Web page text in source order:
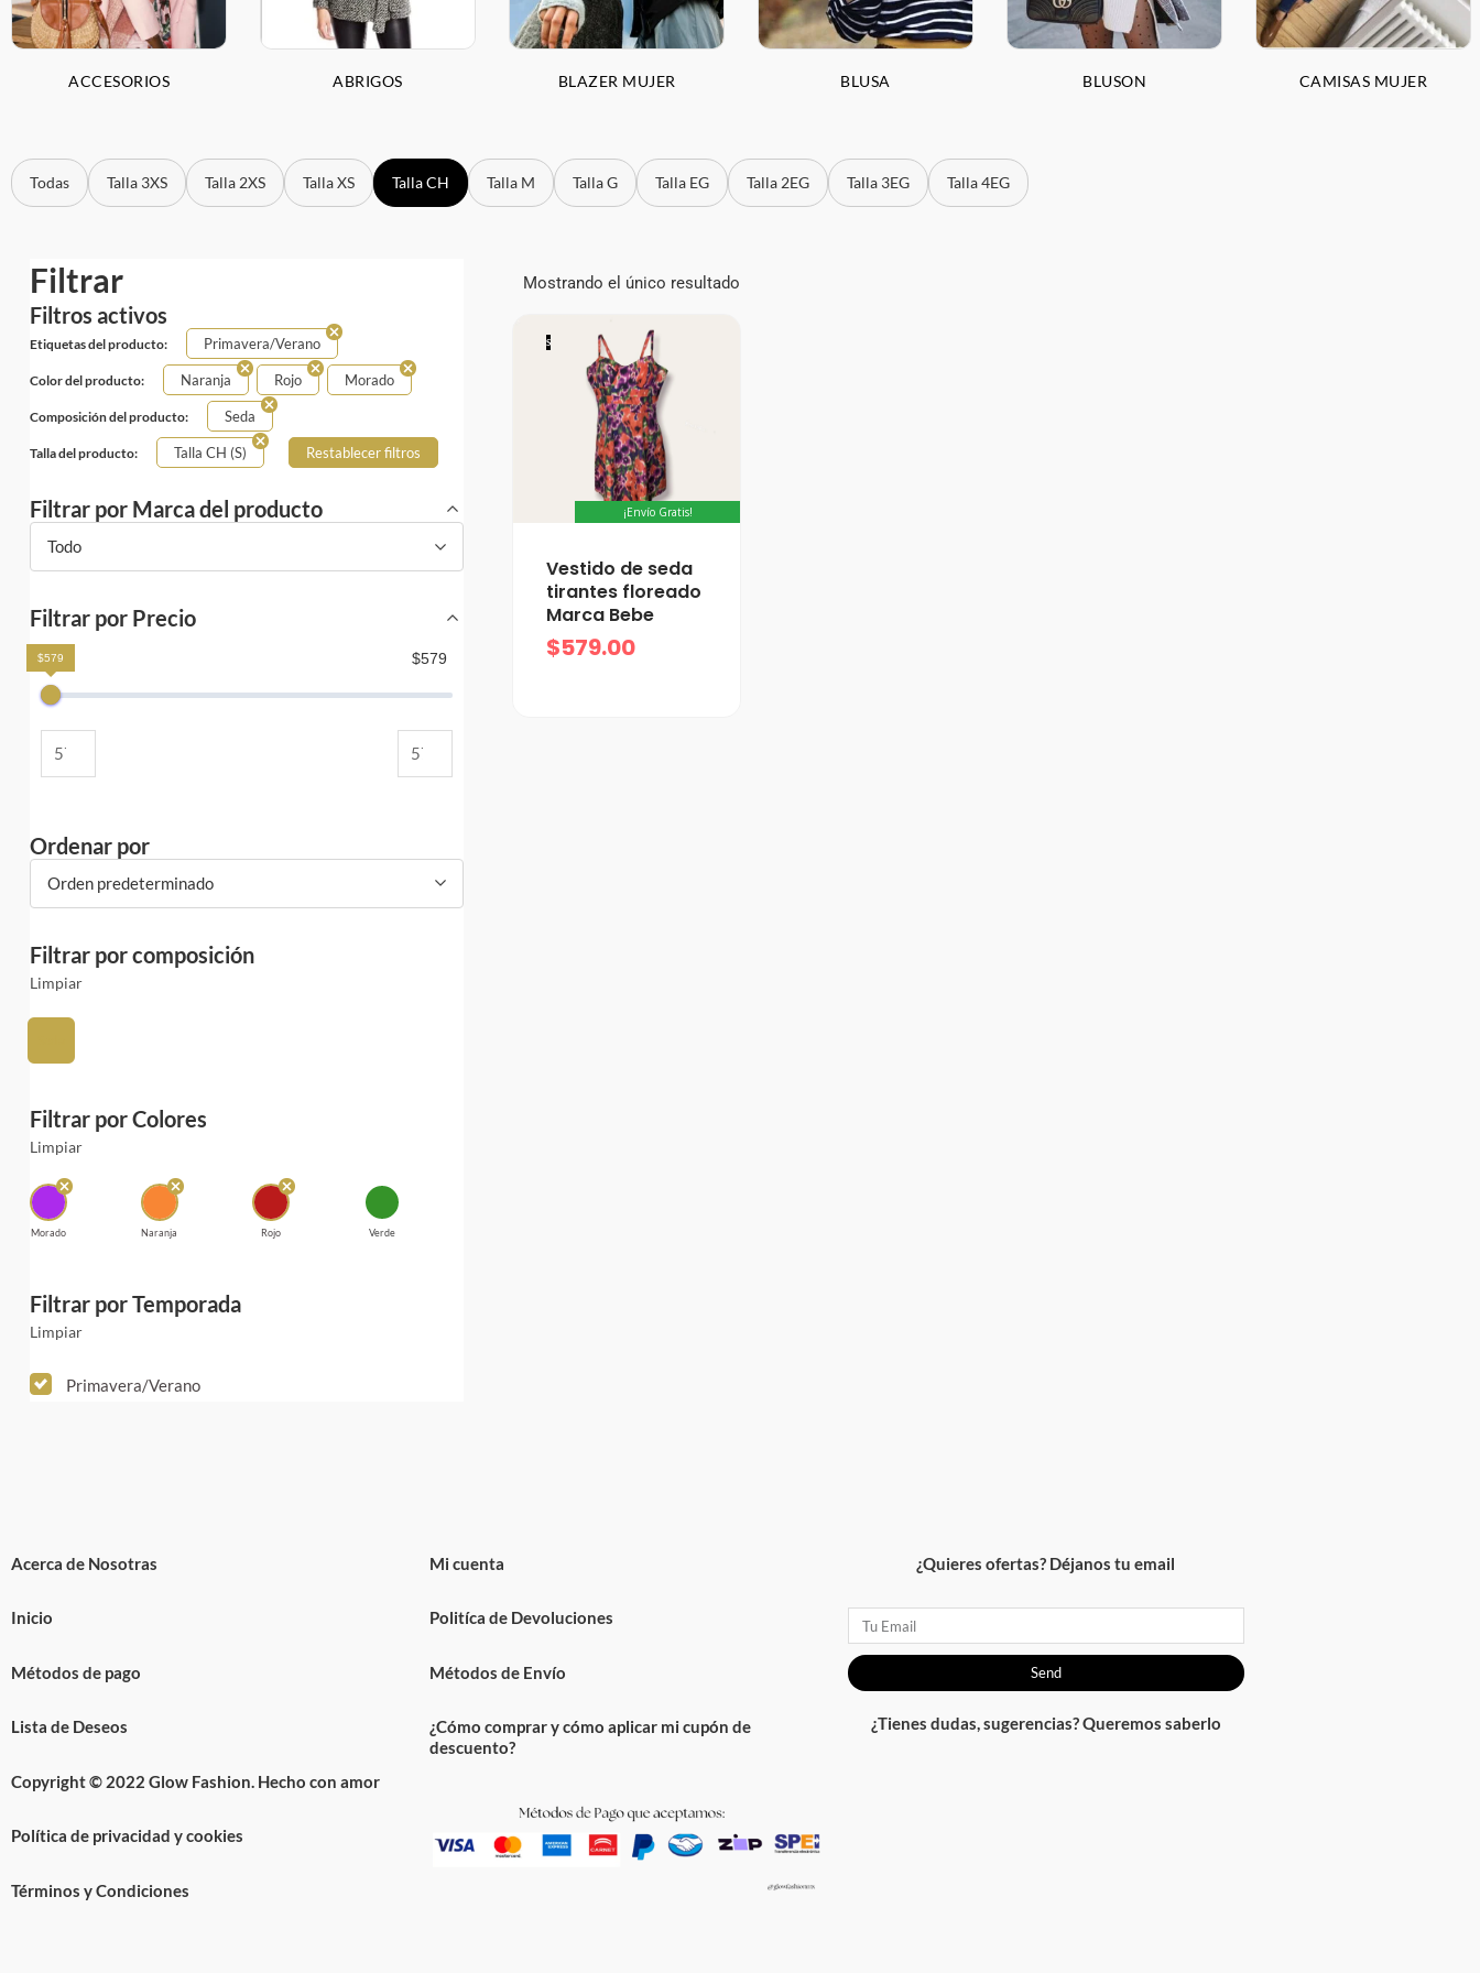
ACCESORIOS ABRIGOS BLAZER MUJER BLUSA BLUSON CAMISAS MUJER
Todas Talla 3XS Talla 2XS Talla XS Talla CH Talla M Talla G Talla EG Talla 2EG Talla 3EG Talla 4EG
Filtrar
Filtros activos
Etiquetas del producto: Primavera/Verano
Color del producto: Naranja Rojo Morado
Composición del producto: Seda
Talla del producto: Talla CH (S) Restablecer filtros
Filtrar por Marca del producto
Todo
Filtrar por Precio
$579
$579
Ordenar por
Orden predeterminado
Filtrar por composición
Limpiar
Filtrar por Colores
Limpiar
Morado Naranja Rojo Verde
Filtrar por Temporada
Limpiar
Primavera/Verano
Mostrando el único resultado
S
¡Envío Gratis!
Vestido de seda
tirantes floreado
Marca Bebe
$579.00
Acerca de Nosotras
Inicio
Métodos de pago
Lista de Deseos
Copyright © 2022 Glow Fashion. Hecho con amor
Política de privacidad y cookies
Términos y Condiciones
Mi cuenta
Politíca de Devoluciones
Métodos de Envío
¿Cómo comprar y cómo aplicar mi cupón de
descuento?
¿Quieres ofertas? Déjanos tu email
Email
Send
¿Tienes dudas, sugerencias? Queremos saberlo